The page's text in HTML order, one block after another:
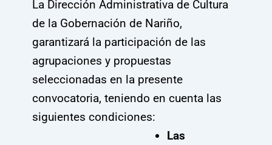
La Dirección Administrativa de Cultura
de la Gobernación de Nariño,
garantizará la participación de las
agrupaciones y propuestas
seleccionadas en la presente
convocatoria, teniendo en cuenta las
siguientes condiciones:
Las